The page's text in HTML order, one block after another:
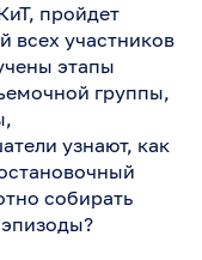
пройдет
всех участников
этапы
группы,
узнают, как
собирать